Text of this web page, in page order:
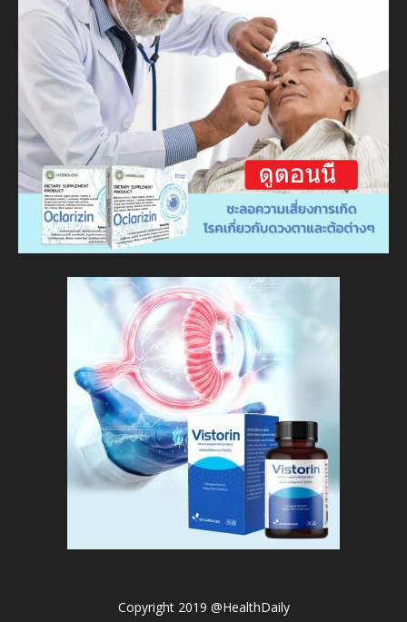
Copyright 2019 @HealthDaily